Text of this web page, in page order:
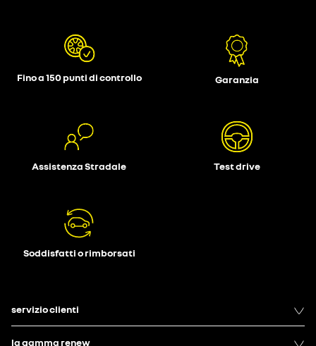
Fino a 150 punti di controllo Garanzia
Assistenza Stradale Test drive
Soddisfatti o rimborsati
servizio clienti
la gamma renew